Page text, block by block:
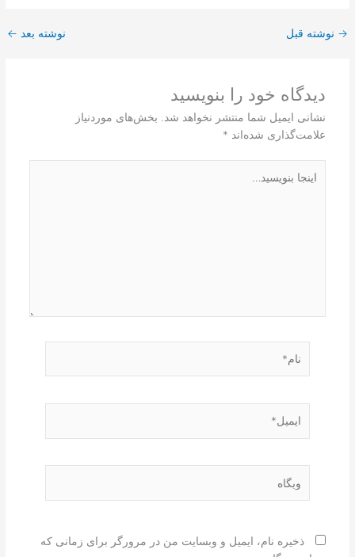
→ نوشته قبل نوشته بعد ←
دیدگاه‌ خود را بنویسید
نشانی ایمیل شما منتشر نخواهد شد.
بخش‌های موردنیاز
علامت‌گذاری شده‌اند *
بنویسید…
ذخیره نام، ایمیل و وبسایت من در مرورگر برای زمانی که